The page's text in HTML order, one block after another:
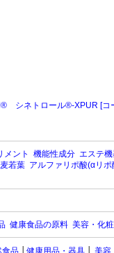
シネトロール®-XPUR [コ
メント 機能性成分 エステ
若葉 アルファリポ酸(αリポ
健康食品の原料 美容・化
食品 健康用品・器具 美容